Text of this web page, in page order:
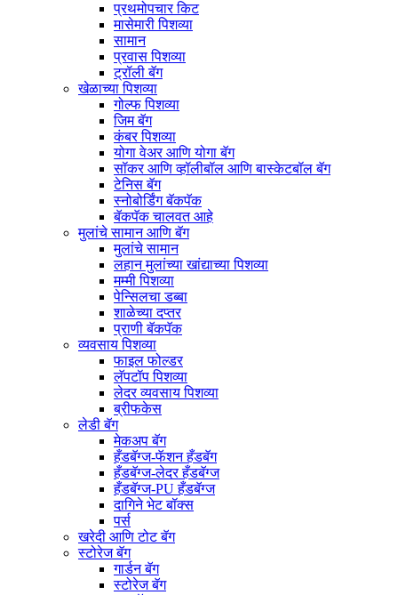
प्रथमोपचार किट
मासेमारी पिशव्या
सामान
प्रवास पिशव्या
ट्रॉली बॅग
खेळाच्या पिशव्या
गोल्फ पिशव्या
जिम बॅग
कंबर पिशव्या
योगा वेअर आणि योगा बॅग
सॉकर आणि व्हॉलीबॉल आणि बास्केटबॉल बॅग
टेनिस बॅग
स्नोबोर्डिंग बॅकपॅक
बॅकपॅक चालवत आहे
मुलांचे सामान आणि बॅग
मुलांचे सामान
लहान मुलांच्या खांद्याच्या पिशव्या
मम्मी पिशव्या
पेन्सिलचा डब्बा
शाळेच्या दप्तर
प्राणी बॅकपॅक
व्यवसाय पिशव्या
फाइल फोल्डर
लॅपटॉप पिशव्या
लेदर व्यवसाय पिशव्या
ब्रीफकेस
लेडी बॅग
मेकअप बॅग
हँडबॅग्ज-फॅशन हँडबॅग
हँडबॅग्ज-लेदर हँडबॅग्ज
हँडबॅग्ज-PU हँडबॅग्ज
दागिने भेट बॉक्स
पर्स
खरेदी आणि टोट बॅग
स्टोरेज बॅग
गार्डन बॅग
स्टोरेज बॅग